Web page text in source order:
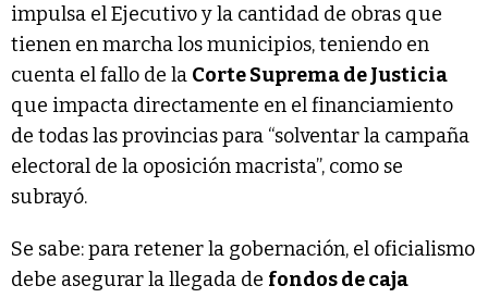
impulsa el Ejecutivo y la cantidad de obras que
tienen en marcha los municipios, teniendo en
cuenta el fallo de la Corte Suprema de Justicia
que impacta directamente en el financiamiento
de todas las provincias para “solventar la campaña
electoral de la oposición macrista”, como se
subrayó.
Se sabe: para retener la gobernación, el oficialismo
debe asegurar la llegada de fondos de caja